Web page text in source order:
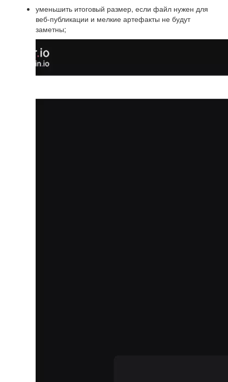
уменьшить итоговый размер, если файл нужен для
веб-публикации и мелкие артефакты не будут
заметны;